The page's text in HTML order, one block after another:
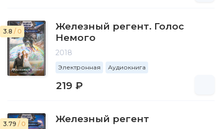
3.8 / 0
Железный регент. Голос
Немого
2018
Электронная Аудиокнига
219 ₽
3.79 / 0 Железный регент